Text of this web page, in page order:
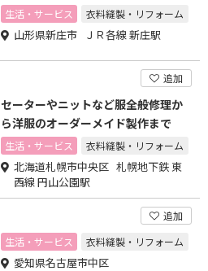
生活・サービス 衣料縫製・リフォーム
山形県新庄市 ＪＲ各線 新庄駅
追加
セーターやニットなど服全般修理か
ら洋服のオーダーメイド製作まで
生活・サービス 衣料縫製・リフォーム
北海道札幌市中央区 札幌地下鉄 東
西線 円山公園駅
追加
生活・サービス
衣料縫製・リフォーム
愛知県名古屋市中区